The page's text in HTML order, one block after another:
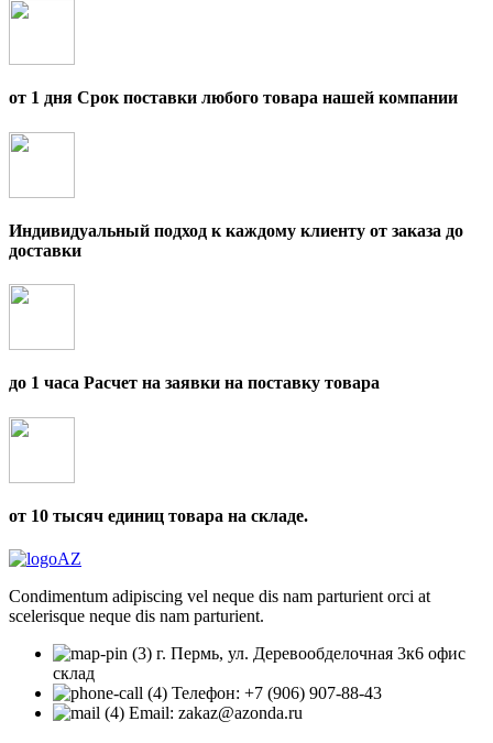
от 1 дня Срок поставки любого товара нашей компании
Индивидуальный подход к каждому клиенту от заказа до
доставки
до 1 часа Расчет на заявки на поставку товара
от 10 тысяч единиц товара на складе.
Condimentum adipiscing vel neque dis nam parturient orci at
scelerisque neque dis nam parturient.
г. Пермь, ул. Деревообделочная 3к6 офис
склад
Телефон: +7 (906) 907-88-43
Email: zakaz@azonda.ru